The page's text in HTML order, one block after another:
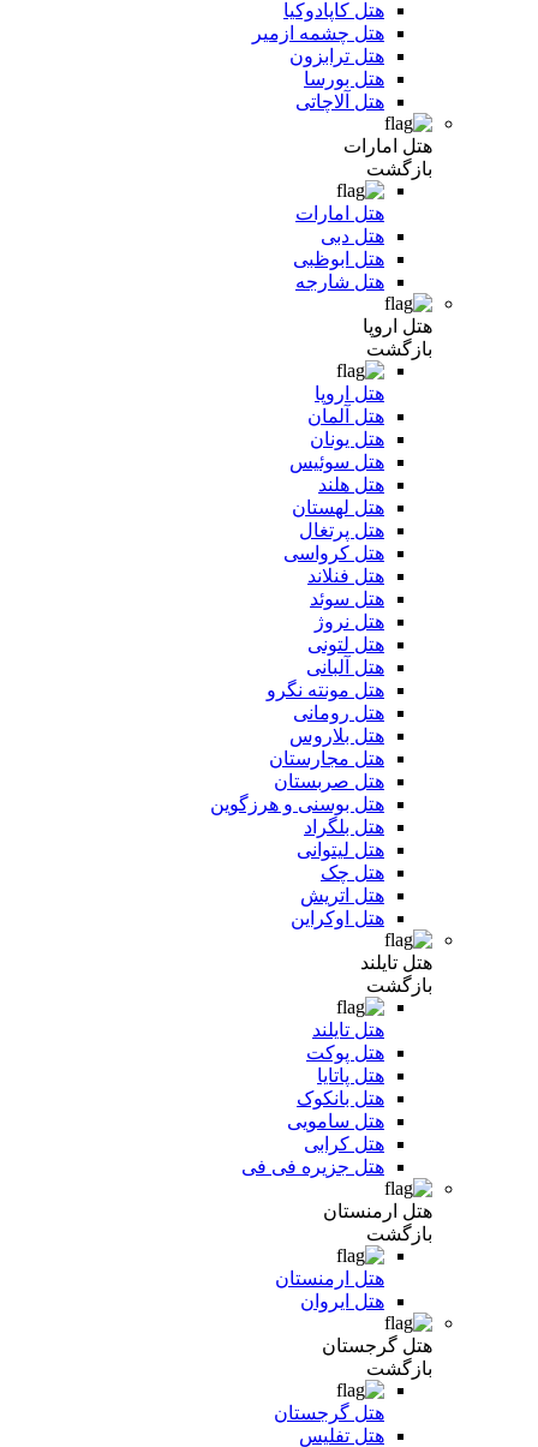
هتل کاپادوکیا
هتل چشمه ازمیر
هتل ترابزون
هتل بورسا
هتل آلاچاتی
هتل امارات
بازگشت
هتل امارات
هتل دبی
هتل ابوظبی
هتل شارجه
هتل اروپا
بازگشت
هتل اروپا
هتل آلمان
هتل یونان
هتل سوئیس
هتل هلند
هتل لهستان
هتل پرتغال
هتل کرواسی
هتل فنلاند
هتل سوئد
هتل نروژ
هتل لتونی
هتل آلبانی
هتل مونته نگرو
هتل رومانی
هتل بلاروس
هتل مجارستان
هتل صربستان
هتل بوسنی و هرزگوین
هتل بلگراد
هتل لیتوانی
هتل چک
هتل اتریش
هتل اوکراین
هتل تایلند
بازگشت
هتل تایلند
هتل پوکت
هتل پاتایا
هتل بانکوک
هتل سامویی
هتل کرابی
هتل جزیره فی فی
هتل ارمنستان
بازگشت
هتل ارمنستان
هتل ایروان
هتل گرجستان
بازگشت
هتل گرجستان
هتل تفلیس